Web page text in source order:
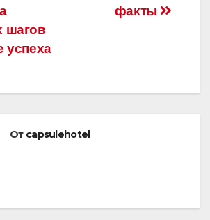
факты
шагов
успеха
От capsulehotel